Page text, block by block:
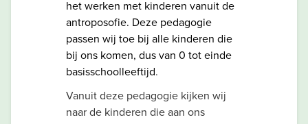
het werken met kinderen vanuit de
antroposofie. Deze pedagogie
passen wij toe bij alle kinderen die
bij ons komen, dus van 0 tot einde
basisschoolleeftijd.
Vanuit deze pedagogie kijken wij
naar de kinderen die aan ons